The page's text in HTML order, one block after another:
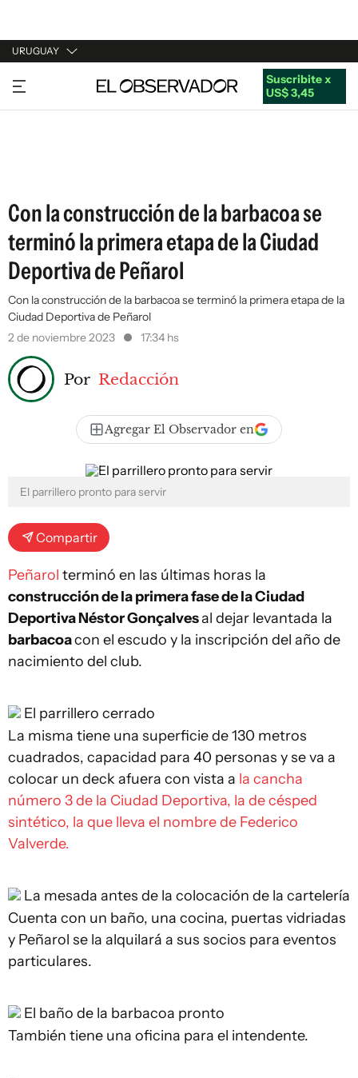
URUGUAY
URUGUAY
ARGENTINA
Suscribite x
US$ 3,45
Con la construcción de la barbacoa se
terminó la primera etapa de la Ciudad
Deportiva de Peñarol
Con la construcción de la barbacoa se terminó la primera etapa de la
Ciudad Deportiva de Peñarol
2 de noviembre 2023
17:34 hs
Por Redacción
Agregar El Observador en
El parrillero pronto para servir
Compartir
Peñarol terminó en las últimas horas la
construcción de la primera fase de la Ciudad
Deportiva Néstor Gonçalvesal dejar levantada la
barbacoacon el escudo y la inscripción del año de
nacimiento del club.
El parrillero cerrado
La misma tiene una superficie de 130 metros
cuadrados, capacidad para 40 personas y se va a
colocar un deck afuera con vista a la cancha
número 3 de la Ciudad Deportiva, la de césped
sintético, la que lleva el nombre de Federico
Valverde.
La mesada antes de la colocación de la cartelería
Cuenta con un baño, una cocina, puertas vidriadas
y Peñarol se la alquilará a sus socios para eventos
particulares.
El baño de la barbacoa pronto
También tiene una oficina para el intendente.